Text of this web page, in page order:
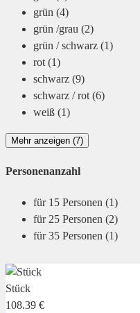
grün (4)
grün /grau (2)
grün / schwarz (1)
rot (1)
schwarz (9)
schwarz / rot (6)
weiß (1)
Mehr anzeigen (7)
Personenanzahl
für 15 Personen (1)
für 25 Personen (2)
für 35 Personen (1)
Stück
108.39 €